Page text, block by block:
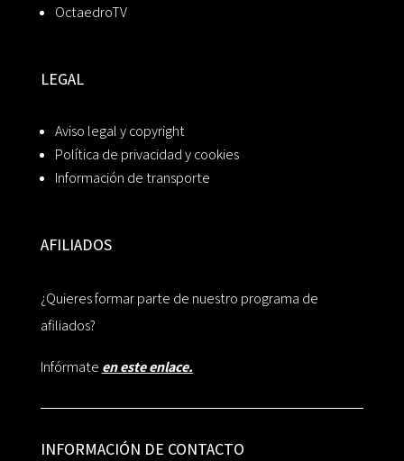
OctaedroTV
LEGAL
Aviso legal y copyright
Política de privacidad y cookies
Información de transporte
AFILIADOS
¿Quieres formar parte de nuestro programa de
afiliados?
Infórmate en este enlace.
INFORMACIÓN DE CONTACTO